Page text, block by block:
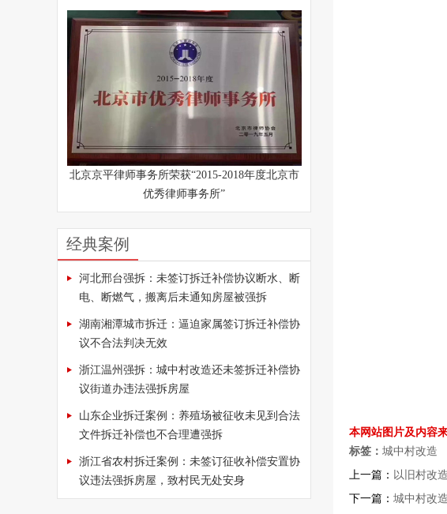
北京京平律师事务所荣获“2015-2018年度北京市
优秀律师事务所”
经典案例
河北邢台强拆：未签订拆迁补偿协议断水、断
电、断燃气，搬离后未通知房屋被强拆
湖南湘潭城市拆迁：逼迫家属签订拆迁补偿协
议不合法判决无效
浙江温州强拆：城中村改造还未签拆迁补偿协
议街道办违法强拆房屋
山东企业拆迁案例：养殖场被征收未见到合法
文件拆迁补偿也不合理遭强拆
浙江省农村拆迁案例：未签订征收补偿安置协
议违法强拆房屋，致村民无处安身
本网站图片及内容
标签： 城中村改造
上一篇： 以旧村改
下一篇： 城中村改